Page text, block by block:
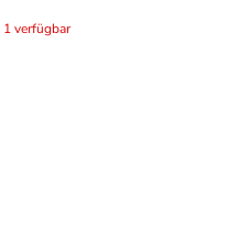
verfügbar